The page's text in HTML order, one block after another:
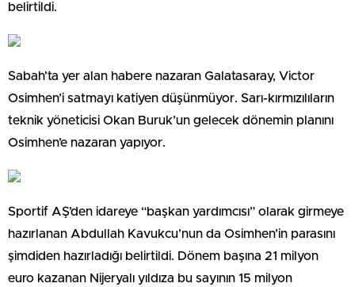
belirtildi.
Sabah’ta yer alan habere nazaran Galatasaray, Victor
Osimhen’i satmayı katiyen düşünmüyor. Sarı-kırmızılıların
teknik yöneticisi Okan Buruk’un gelecek dönemin planını
Osimhen’e nazaran yapıyor.
Sportif AŞ’den idareye “başkan yardımcısı” olarak girmeye
hazırlanan Abdullah Kavukcu’nun da Osimhen’in parasını
şimdiden hazırladığı belirtildi. Dönem başına 21 milyon
euro kazanan Nijeryalı yıldıza bu sayının 15 milyon